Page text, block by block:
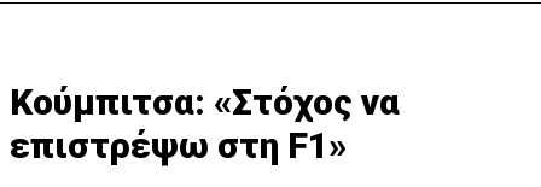
Κούμπιτσα: «Στόχος να
επιστρέψω στη F1»